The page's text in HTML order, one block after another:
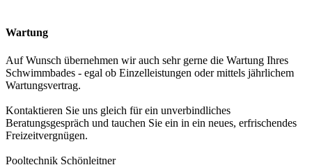
Wartung
Auf Wunsch übernehmen wir auch sehr gerne die Wartung Ihres
Schwimmbades - egal ob Einzelleistungen oder mittels jährlichem
Wartungsvertrag.
Kontaktieren Sie uns gleich für ein unverbindliches
Beratungsgespräch und tauchen Sie ein in ein neues, erfrischendes
Freizeitvergnügen.
Pooltechnik Schönleitner